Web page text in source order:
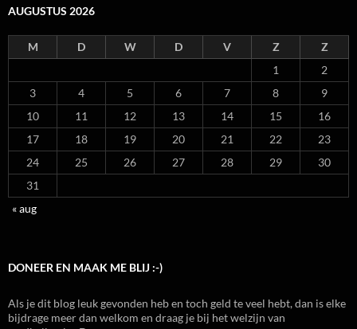
AUGUSTUS 2026
M D W D V Z
Z
1
2
3
4 5 6 7 8
9
10
11 12 13 14 15
16
17
18 19 20 21 22
23
24
25 26 27 28 29
30
31
« aug
DONEER EN MAAK ME BLIJ :-)
Als je dit blog leuk gevonden heb en toch geld te veel hebt, dan is elke
bijdrage meer dan welkom en draag je bij het welzijn van